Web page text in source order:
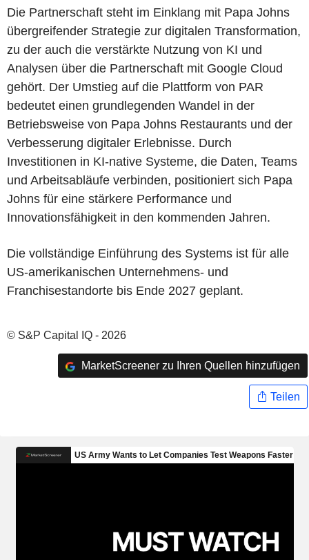
Die Partnerschaft steht im Einklang mit Papa Johns
übergreifender Strategie zur digitalen Transformation,
zu der auch die verstärkte Nutzung von KI und
Analysen über die Partnerschaft mit Google Cloud
gehört. Der Umstieg auf die Plattform von PAR
bedeutet einen grundlegenden Wandel in der
Betriebsweise von Papa Johns Restaurants und der
Verbesserung digitaler Erlebnisse. Durch
Investitionen in KI-native Systeme, die Daten, Teams
und Arbeitsabläufe verbinden, positioniert sich Papa
Johns für eine stärkere Performance und
Innovationsfähigkeit in den kommenden Jahren.
Die vollständige Einführung des Systems ist für alle
US-amerikanischen Unternehmens- und
Franchisestandorte bis Ende 2027 geplant.
© S&P Capital IQ - 2026
MarketScreener zu Ihren Quellen hinzufügen
Teilen